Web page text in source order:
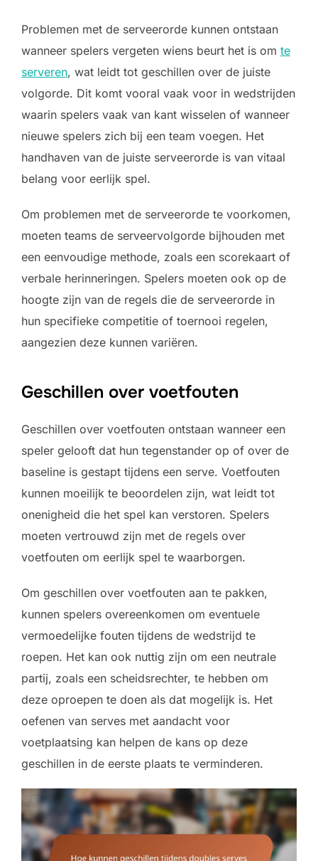
Problemen met de serveerorde kunnen ontstaan
wanneer spelers vergeten wiens beurt het is om te
serveren, wat leidt tot geschillen over de juiste
volgorde. Dit komt vooral vaak voor in wedstrijden
waarin spelers vaak van kant wisselen of wanneer
nieuwe spelers zich bij een team voegen. Het
handhaven van de juiste serveerorde is van vitaal
belang voor eerlijk spel.
Om problemen met de serveerorde te voorkomen,
moeten teams de serveervolgorde bijhouden met
een eenvoudige methode, zoals een scorekaart of
verbale herinneringen. Spelers moeten ook op de
hoogte zijn van de regels die de serveerorde in
hun specifieke competitie of toernooi regelen,
aangezien deze kunnen variëren.
Geschillen over voetfouten
Geschillen over voetfouten ontstaan wanneer een
speler gelooft dat hun tegenstander op of over de
baseline is gestapt tijdens een serve. Voetfouten
kunnen moeilijk te beoordelen zijn, wat leidt tot
onenigheid die het spel kan verstoren. Spelers
moeten vertrouwd zijn met de regels over
voetfouten om eerlijk spel te waarborgen.
Om geschillen over voetfouten aan te pakken,
kunnen spelers overeenkomen om eventuele
vermoedelijke fouten tijdens de wedstrijd te
roepen. Het kan ook nuttig zijn om een neutrale
partij, zoals een scheidsrechter, te hebben om
deze oproepen te doen als dat mogelijk is. Het
oefenen van serves met aandacht voor
voetplaatsing kan helpen de kans op deze
geschillen in de eerste plaats te verminderen.